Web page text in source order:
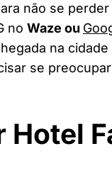
não se
no Waze ou
na
se
Hotel